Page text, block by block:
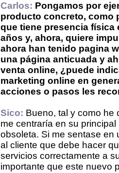
Carlos: Pongamos por
producto concreto, como
que tiene presencia física
años y, ahora, quiere
ahora han tenido pagina
una página anticuada y
venta online, ¿puede
marketing online en
acciones o pasos les
Sico: Bueno, tal y como he
me centraría en su
obsoleta. Si me sentase en
al cliente que debe hacer
servicios correctamente a
importante que este nuevo